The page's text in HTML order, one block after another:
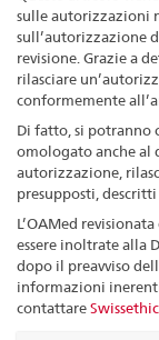
sulle autorizzazioni
sull’autorizzazione
revisione. Grazie a
rilasciare
conformemente
Di fatto, si potranno
omologato anche al
autorizzazione,
presupposti,
L’OAMed
essere inoltrate alla
dopo il preavviso
informazioni
contattare